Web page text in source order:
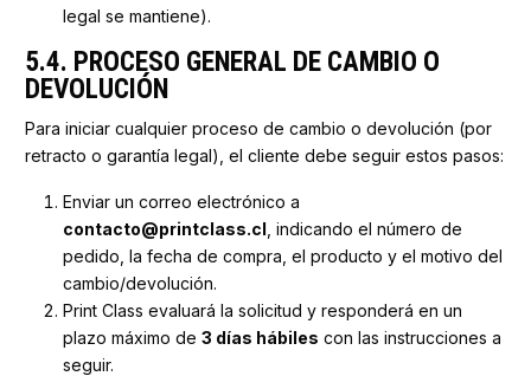
legal se mantiene).
5.4. PROCESO GENERAL DE CAMBIO O
DEVOLUCIÓN
Para iniciar cualquier proceso de cambio o devolución (por
retracto o garantía legal), el cliente debe seguir estos pasos:
Enviar un correo electrónico a
contacto@printclass.cl , indicando el número de
pedido, la fecha de compra, el producto y el motivo del
cambio/devolución.
Print Class evaluará la solicitud y responderá en un
plazo máximo de 3 días hábiles con las instrucciones a
seguir.